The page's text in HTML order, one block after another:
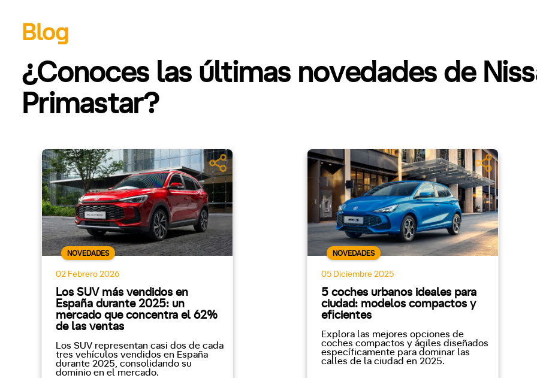
Blog
¿Conoces las últimas novedades de
Primastar?
NOVEDADES
02 Febrero 2026
Los SUV más vendidos en
España durante 2025: un
mercado que concentra el 62%
de las ventas
Los SUV representan casi dos de cada
tres vehículos vendidos en España
durante 2025, consolidando su
dominio en el mercado.
NOVEDADES
05 Diciembre 2025
5 coches urbanos ideales para
ciudad: modelos compactos y
eficientes
Explora las mejores opciones de
coches compactos y ágiles diseñados
específicamente para dominar las
calles de la ciudad en 2025.